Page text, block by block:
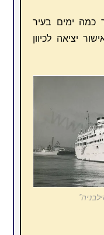
כמה ימים בעיר
יציאה לכיוון